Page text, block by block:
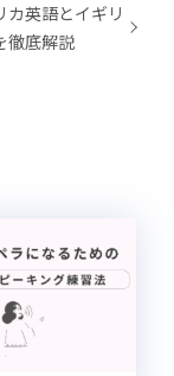
カ英語とイギリ
徹底解説